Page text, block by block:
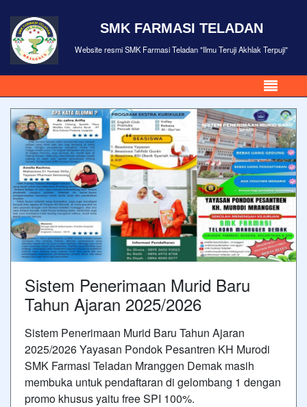
SMK FARMASI TELADAN
Website resmi SMK Farmasi Teladan "Ilmu Teruji Akhlak Terpuji"
Sistem Penerimaan Murid Baru
Tahun Ajaran 2025/2026
Sistem Penerimaan Murid Baru Tahun Ajaran
2025/2026 Yayasan Pondok Pesantren KH Murodi
SMK Farmasi Teladan Mranggen Demak masih
membuka untuk pendaftaran di gelombang 1 dengan
promo khusus yaitu free SPI 100%.